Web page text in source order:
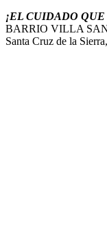
¡EL CUIDADO
BARRIO VILLA
Santa Cruz de la